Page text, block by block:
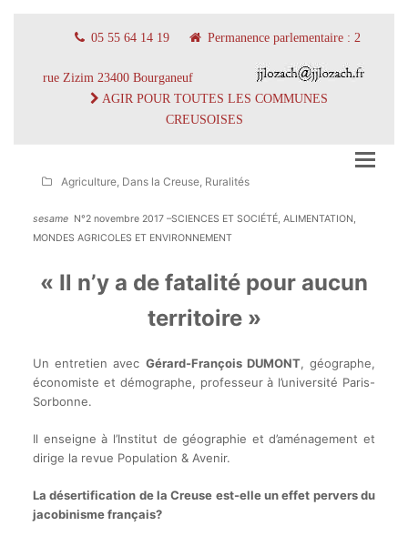
05 55 64 14 19 Permanence parlementaire : 2
rue Zizim 23400 Bourganeuf
AGIR POUR TOUTES LES COMMUNES
CREUSOISES
Agriculture, Dans la Creuse, Ruralités
sesameN°2 novembre 2017 –SCIENCES ET SOCIÉTÉ, ALIMENTATION,
MONDES AGRICOLES ET ENVIRONNEMENT
« Il n’y a de fatalité pour aucun
territoire »
Un entretien avec Gérard-François DUMONT, géographe,
économiste et démographe, professeur à l’université Paris-
Sorbonne.
Il enseigne à l’Institut de géographie et d’aménagement et
dirige la revue Population & Avenir.
La désertification de la Creuse est-elle un effet pervers du
jacobinisme français?